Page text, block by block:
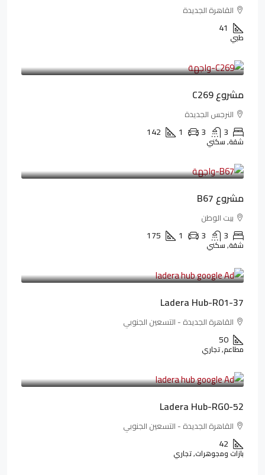
القاهرة الجديدة
41
طبي
4,402,000LE
مشروع C269
النرجس الجديدة
3
3
1
142
شقة, سكني
4,550,000LE
مشروع B67
بيت الوطن
3
3
1
175
شقة, سكني
13,912,288LE
Ladera Hub-R01-37
القاهرة الجديدة - التسعين الجنوبي
50
مطاعم, تجاري
13,319,821LE
Ladera Hub-RG0-52
القاهرة الجديدة - التسعين الجنوبي
42
بازات ومجوهرات, تجاري
38,551,500LE